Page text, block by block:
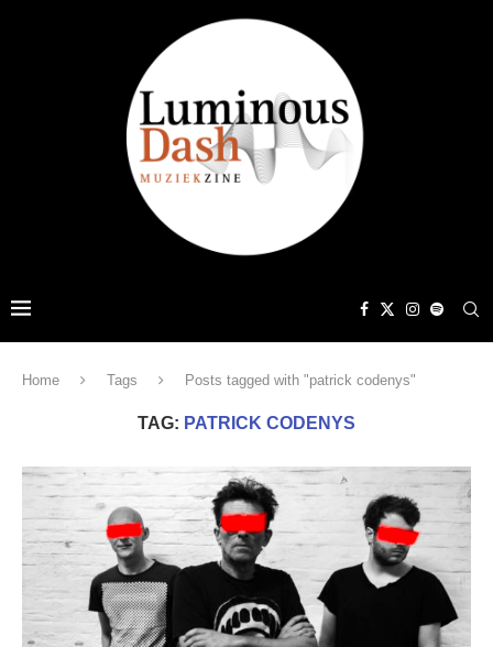
Home Tags Posts tagged with "patrick codenys"
TAG: PATRICK CODENYS